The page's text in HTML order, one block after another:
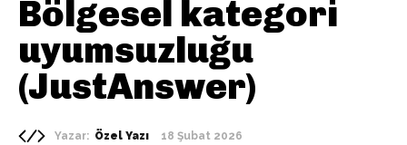
Bölgesel kategori
uyumsuzluğu
(JustAnswer)
Yazar: Özel Yazı 18 Şubat 2026